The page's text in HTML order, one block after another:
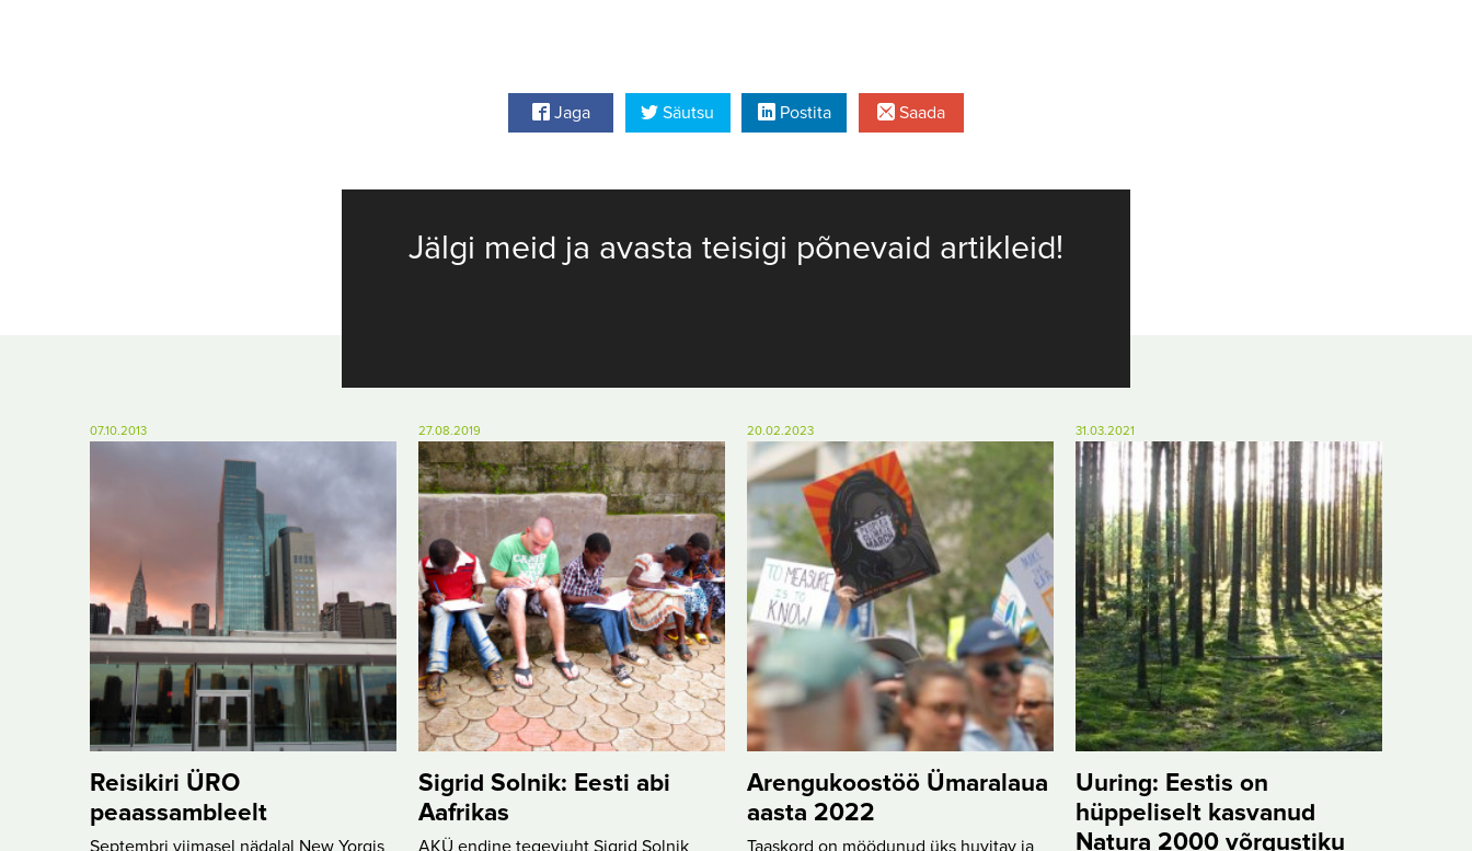
Jaga Säutsu Postita Saada
Jälgi meid ja avasta teisigi põnevaid artikleid!
07.10.2013
Reisikiri ÜRO
peaassambleelt
Septembri viimasel nädalal New Yorgis
27.08.2019
Sigrid Solnik: Eesti abi
Aafrikas
AKÜ endine tegevjuht Sigrid Solnik
20.02.2023
Arengukoostöö Ümaralaua
aasta 2022
Taaskord on möödunud üks huvitav ja
31.03.2021
Uuring: Eestis on
hüppeliselt kasvanud
Natura 2000 võrgustiku